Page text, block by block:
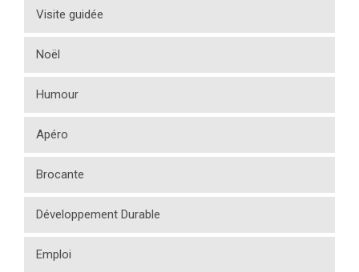
Visite guidée
Noël
Humour
Apéro
Brocante
Développement Durable
Emploi